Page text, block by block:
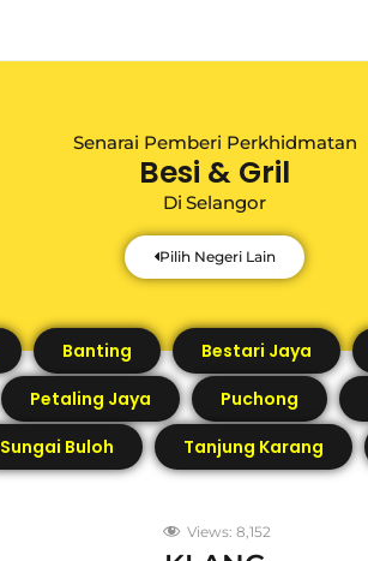
Senarai Pemberi Perkhidmatan
Besi & Gril
Di Selangor
Pilih Negeri Lain
Banting Bestari Jaya
Petaling Jaya Puchong
Sungai Buloh Tanjung Karang
Views: 8,152